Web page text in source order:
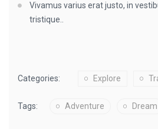
Vivamus varius erat justo, in
tristique..
Categories: Explore
Tags: Adventure Dream